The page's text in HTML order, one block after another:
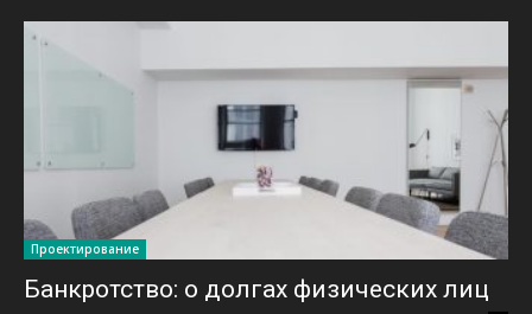
Проектирование
Банкротство: о долгах физических лиц